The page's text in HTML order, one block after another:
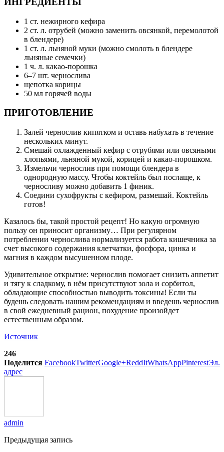
1 ст. нежирного кефира
2 ст. л. отрубей (можно заменить овсянкой, перемолотой
в блендере)
1 ст. л. льняной муки (можно смолоть в блендере
льняные семечки)
1 ч. л. какао-порошка
6–7 шт. чернослива
щепотка корицы
50 мл горячей воды
ПРИГОТОВЛЕНИЕ
Залей чернослив кипятком и оставь набухать в течение
нескольких минут.
Смешай охлажденный кефир с отрубями или овсяными
хлопьями, льняной мукой, корицей и какао-порошком.
Измельчи чернослив при помощи блендера в
однородную массу. Чтобы коктейль был послаще, к
черносливу можно добавить 1 финик.
Соедини сухофрукты с кефиром, размешай. Коктейль
готов!
Казалось бы, такой простой рецепт! Но какую огромную
пользу он приносит организму… При регулярном
потреблении чернослива нормализуется работа кишечника за
счет высокого содержания клетчатки, фосфора, цинка и
магния в каждом высушенном плоде.
Удивительное открытие: чернослив помогает снизить аппетит
и тягу к сладкому, в нём присутствуют зола и сорбитол,
обладающие способностью выводить токсины! Если ты
будешь следовать нашим рекомендациям и введешь чернослив
в свой ежедневный рацион, похудение произойдет
естественным образом.
Источник
246
Поделится FacebookTwitterGoogle+ReddItWhatsAppPinterestЭл.
адрес
admin
Предыдущая запись